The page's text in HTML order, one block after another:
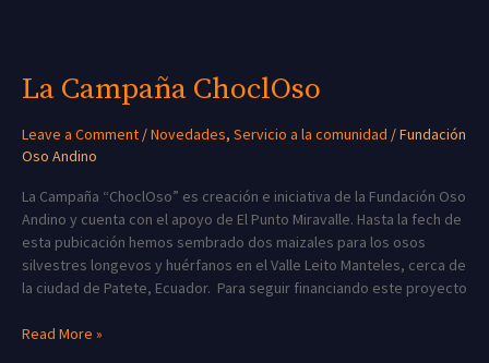
La Campaña ChoclOso
Leave a Comment /Novedades, Servicio a la comunidad /Fundación
Oso Andino
La Campaña “ChoclOso” es creación e iniciativa de la Fundación Oso
Andino y cuenta con el apoyo de El Punto Miravalle. Hasta la fech de
esta pubicación hemos sembrado dos maizales para los osos
silvestres longevos y huérfanos en el Valle Leito Manteles, cerca de
la ciudad de Patete, Ecuador. Para seguir financiando este proyecto
Read More »